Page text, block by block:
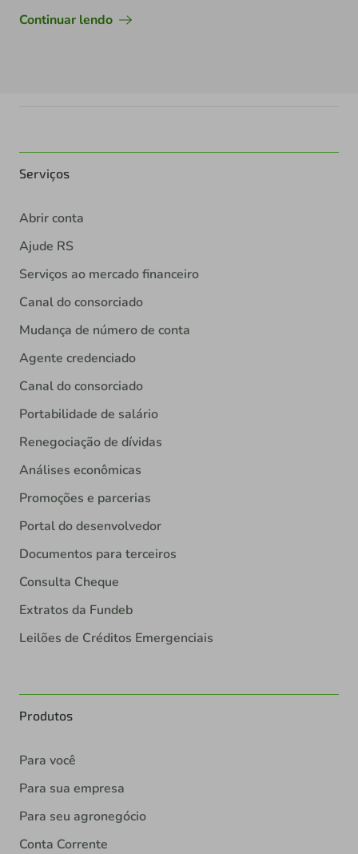
Continuar lendo
Serviços
Abrir conta
Ajude RS
Serviços ao mercado financeiro
Canal do consorciado
Mudança de número de conta
Agente credenciado
Canal do consorciado
Portabilidade de salário
Renegociação de dívidas
Análises econômicas
Promoções e parcerias
Portal do desenvolvedor
Documentos para terceiros
Consulta Cheque
Extratos da Fundeb
Leilões de Créditos Emergenciais
Produtos
Para você
Para sua empresa
Para seu agronegócio
Conta Corrente